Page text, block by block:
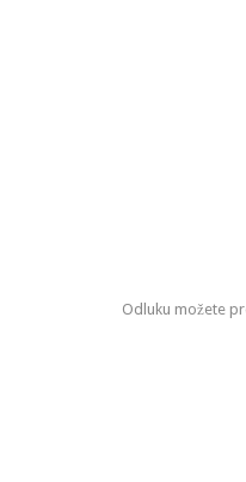
Odluku možete